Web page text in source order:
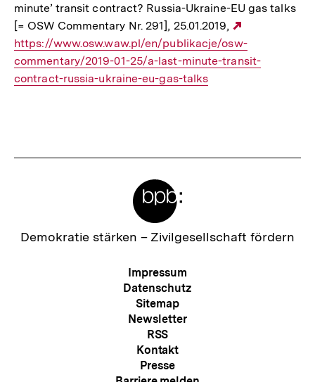
minute’ transit contract? Russia-Ukraine-EU gas talks
[= OSW Commentary Nr. 291], 25.01.2019,
Link:
https://www.osw.waw.pl/en/publikacje/osw-
commentary/2019-01-25/a-last-minute-transit-
contract-russia-ukraine-eu-gas-talks
Zur
Demokratie stärken – Zivilgesellschaft fördern
Meta-
Navigation
Impressum
Datenschutz
Sitemap
Newsletter
RSS
Kontakt
Presse